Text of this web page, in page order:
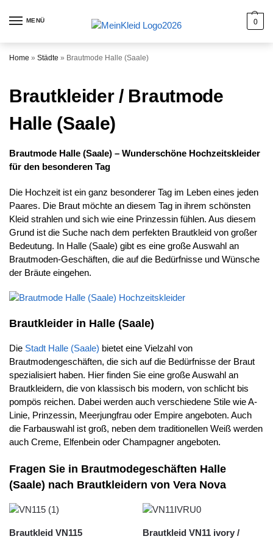
MENÜ 0
Home » Städte » Brautmode Halle (Saale)
Brautkleider / Brautmode
Halle (Saale)
Brautmode Halle (Saale) – Wunderschöne Hochzeitskleider
für den besonderen Tag
Die Hochzeit ist ein ganz besonderer Tag im Leben eines jeden
Paares. Die Braut möchte an diesem Tag in ihrem schönsten
Kleid strahlen und sich wie eine Prinzessin fühlen. Aus diesem
Grund ist die Suche nach dem perfekten Brautkleid von großer
Bedeutung. In Halle (Saale) gibt es eine große Auswahl an
Brautmoden-Geschäften, die auf die Bedürfnisse und Wünsche
der Bräute eingehen.
Brautkleider in Halle (Saale)
Die Stadt Halle (Saale) bietet eine Vielzahl von
Brautmodengeschäften, die sich auf die Bedürfnisse der Braut
spezialisiert haben. Hier finden Sie eine große Auswahl an
Brautkleidern, die von klassisch bis modern, von schlicht bis
pompös reichen. Dabei werden auch verschiedene Stile wie A-
Linie, Prinzessin, Meerjungfrau oder Empire angeboten. Auch
die Farbauswahl ist groß, neben dem traditionellen Weiß werden
auch Creme, Elfenbein oder Champagner angeboten.
Fragen Sie in Brautmodegeschäften Halle
(Saale) nach Brautkleidern von Vera Nova
Brautkleid VN115
Brautkleid VN11 ivory /